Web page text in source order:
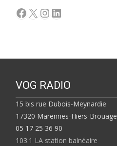
Facebook
X Instagram
LinkedIn
VOG RADIO
15 bis rue Dubois-Meynardie
17320 Marennes-Hiers-Brouage
05 17 25 36 90
103.1 LA station balnéaire